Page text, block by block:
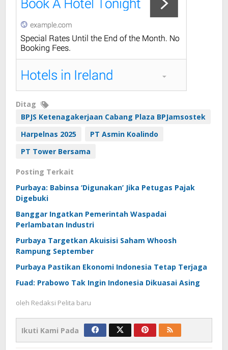
Ditag
BPJS Ketenagakerjaan Cabang Plaza BPJamsostek
Harpelnas 2025
PT Asmin Koalindo
PT Tower Bersama
Posting Terkait
Purbaya: Babinsa ‘Digunakan’ Jika Petugas Pajak
Digebuki
Banggar Ingatkan Pemerintah Waspadai
Perlambatan Industri
Purbaya Targetkan Akuisisi Saham Whoosh
Rampung September
Purbaya Pastikan Ekonomi Indonesia Tetap Terjaga
Fuad: Prabowo Tak Ingin Indonesia Dikuasai Asing
oleh Redaksi Pelita baru
Ikuti Kami Pada